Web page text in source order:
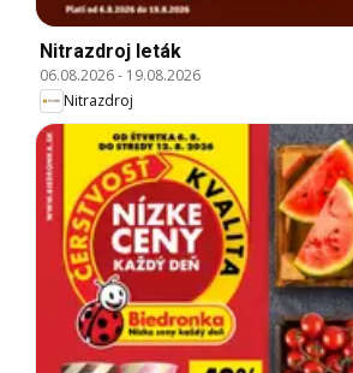
Nitrazdroj leták
06.08.2026- 19.08.2026
Nitrazdroj